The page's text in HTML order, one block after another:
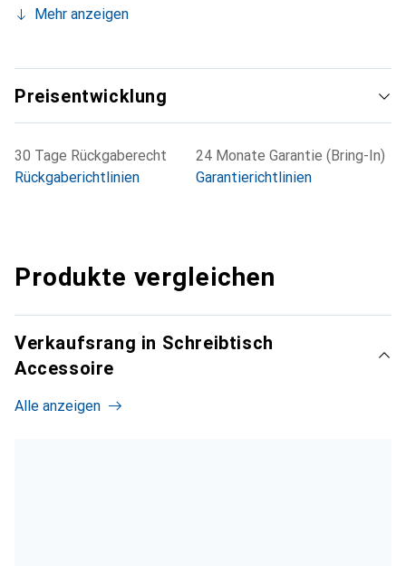
Mehr anzeigen
Preisentwicklung
30 Tage Rückgaberecht
Rückgaberichtlinien
24 Monate Garantie (Bring-In)
Garantierichtlinien
Produkte vergleichen
Verkaufsrang in Schreibtisch
Accessoire
Alle anzeigen